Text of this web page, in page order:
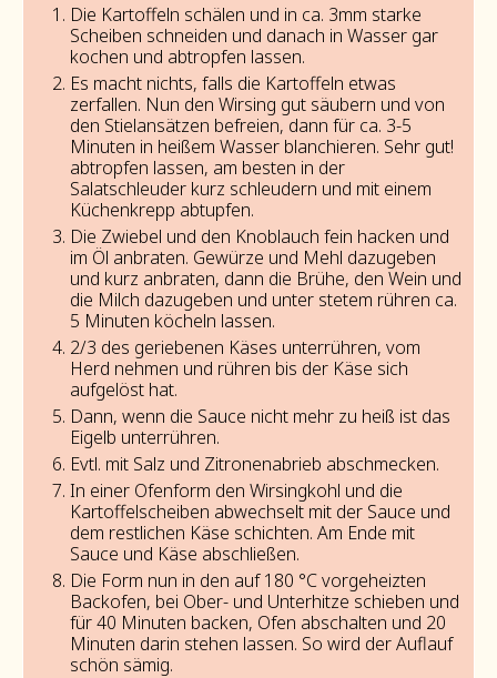
Die Kartoffeln schälen und in ca. 3mm starke
Scheiben schneiden und danach in Wasser gar
kochen und abtropfen lassen.
Es macht nichts, falls die Kartoffeln etwas
zerfallen. Nun den Wirsing gut säubern und von
den Stielansätzen befreien, dann für ca. 3-5
Minuten in heißem Wasser blanchieren. Sehr gut!
abtropfen lassen, am besten in der
Salatschleuder kurz schleudern und mit einem
Küchenkrepp abtupfen.
Die Zwiebel und den Knoblauch fein hacken und
im Öl anbraten. Gewürze und Mehl dazugeben
und kurz anbraten, dann die Brühe, den Wein und
die Milch dazugeben und unter stetem rühren ca.
5 Minuten köcheln lassen.
2/3 des geriebenen Käses unterrühren, vom
Herd nehmen und rühren bis der Käse sich
aufgelöst hat.
Dann, wenn die Sauce nicht mehr zu heiß ist das
Eigelb unterrühren.
Evtl. mit Salz und Zitronenabrieb abschmecken.
In einer Ofenform den Wirsingkohl und die
Kartoffelscheiben abwechselt mit der Sauce und
dem restlichen Käse schichten. Am Ende mit
Sauce und Käse abschließen.
Die Form nun in den auf 180 °C vorgeheizten
Backofen, bei Ober- und Unterhitze schieben und
für 40 Minuten backen, Ofen abschalten und 20
Minuten darin stehen lassen. So wird der Auflauf
schön sämig.